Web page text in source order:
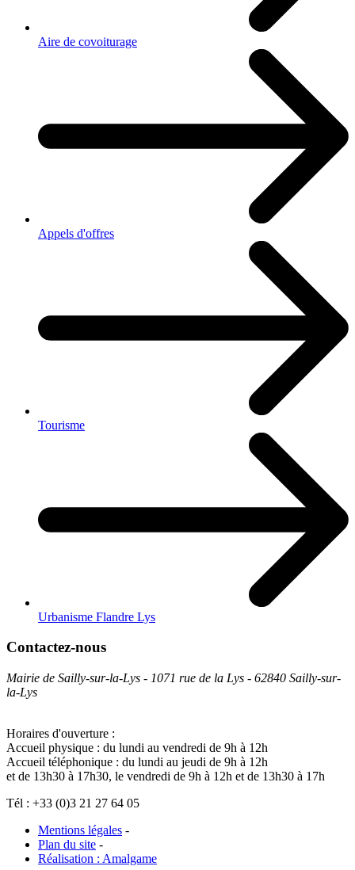
Aire de covoiturage
Appels d'offres
Tourisme
Urbanisme Flandre Lys
Contactez-nous
Mairie de Sailly-sur-la-Lys - 1071 rue de la Lys - 62840 Sailly-sur-
la-Lys
Horaires d'ouverture :
Accueil physique : du lundi au vendredi de 9h à 12h
Accueil téléphonique : du lundi au jeudi de 9h à 12h
et de 13h30 à 17h30, le vendredi de 9h à 12h et de 13h30 à 17h
Tél : +33 (0)3 21 27 64 05
Mentions légales -
Plan du site -
Réalisation : Amalgame